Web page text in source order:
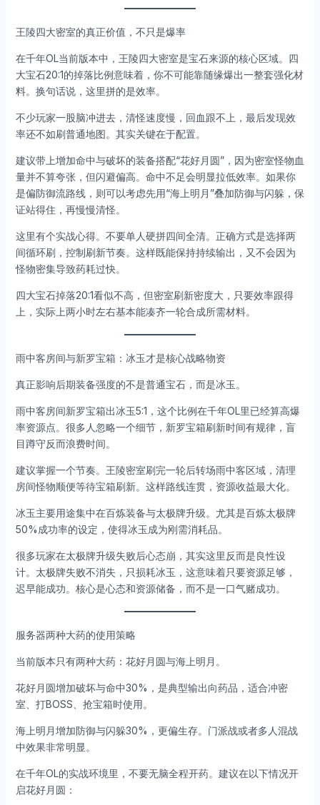
王陵四大密室的真正价值，不只是爆率
在千年OL当前版本中，王陵四大密室是宝石来源的核心区域。四
大宝石20:1的掉落比例意味着，你不可能靠随缘爆出一整套强化材
料。换句话说，这里拼的是效率。
不少玩家一股脑冲进去，清怪速度慢，回血跟不上，最后发现效
率还不如刷普通地图。其实关键在于配置。
建议带上增加命中与破坏的装备搭配“花好月圆”，因为密室怪物血
量并不算夸张，但闪避偏高。命中不足会明显拉低效率。如果你
是偏防御流路线，则可以考虑先用“海上明月”叠加防御与闪躲，保
证站得住，再慢慢清怪。
这里有个实战心得。不要单人硬拼四间全清。正确方式是选择两
间循环刷，控制刷新节奏。这样既能保持持续输出，又不会因为
怪物密集导致药耗过快。
四大宝石掉落20:1看似不高，但密室刷新密度大，只要效率跟得
上，实际上两小时左右基本能凑齐一轮合成所需材料。
雨中客房间与新罗宝箱：冰玉才是核心战略物资
真正影响后期装备强度的不是普通宝石，而是冰玉。
雨中客房间新罗宝箱出冰玉5:1，这个比例在千年OL里已经算高爆
率资源点。很多人忽略一个细节，新罗宝箱刷新时间有规律，盲
目蹲守反而浪费时间。
建议掌握一个节奏。王陵密室刷完一轮后转场雨中客区域，清理
房间怪物顺便等待宝箱刷新。这样路线连贯，资源收益最大化。
冰玉主要用途集中在百炼装备与太极牌升级。尤其是百炼太极牌
50%成功率的设定，使得冰玉成为刚需消耗品。
很多玩家在太极牌升级失败后心态崩，其实这里反而是良性设
计。太极牌失败不消失，只损耗冰玉，这意味着只要资源足够，
迟早能成功。核心是心态和资源储备，而不是一口气赌成功。
服务器两种大药的使用策略
当前版本只有两种大药：花好月圆与海上明月。
花好月圆增加破坏与命中30%，是典型输出向药品，适合冲密
室、打BOSS、抢宝箱时使用。
海上明月增加防御与闪躲30%，更偏生存。门派战或者多人混战
中效果非常明显。
在千年OL的实战环境里，不要无脑全程开药。建议在以下情况开
启花好月圆：